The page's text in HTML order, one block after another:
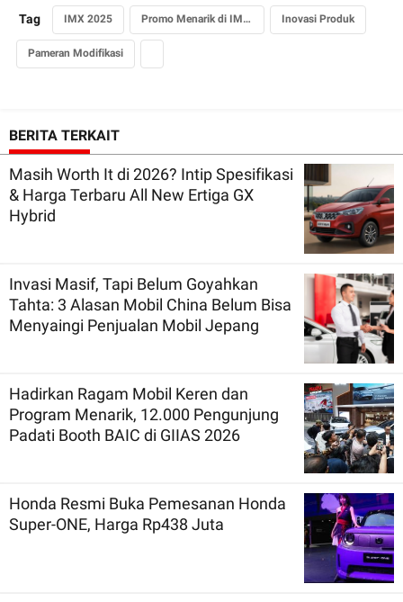
Tag IMX 2025 Promo Menarik di IMX 2025 Inovasi Produk
Pameran Modifikasi
BERITA TERKAIT
Masih Worth It di 2026? Intip Spesifikasi
& Harga Terbaru All New Ertiga GX
Hybrid
Invasi Masif, Tapi Belum Goyahkan
Tahta: 3 Alasan Mobil China Belum Bisa
Menyaingi Penjualan Mobil Jepang
Hadirkan Ragam Mobil Keren dan
Program Menarik, 12.000 Pengunjung
Padati Booth BAIC di GIIAS 2026
Honda Resmi Buka Pemesanan Honda
Super-ONE, Harga Rp438 Juta